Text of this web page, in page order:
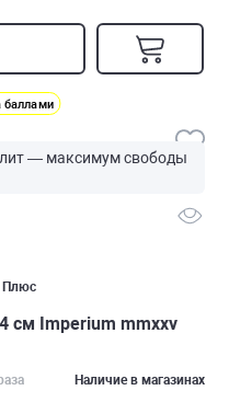
баллами
— максимум свободы
Плюс
см Imperium mmxxv
Наличие в магазинах